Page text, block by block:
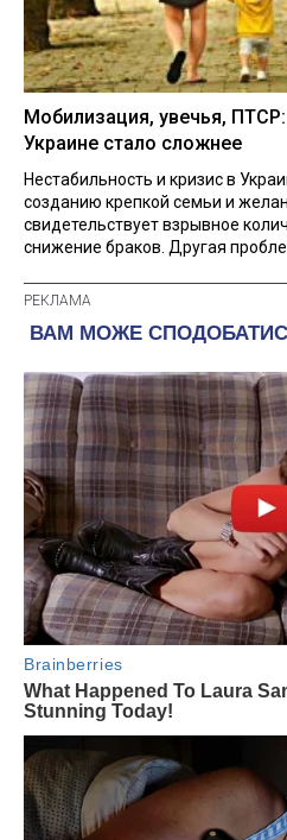
Мобилизация, увечья,
Украине стало сложнее
Нестабильность и кризис в
созданию крепкой семьи и
свидетельствует взрывное
снижение браков. Другая